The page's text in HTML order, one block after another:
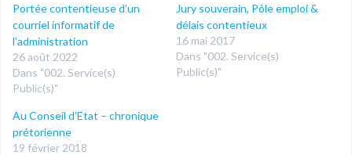
Portée contentieuse d’un
courriel informatif de
l’administration
26 août 2022
Dans "002. Service(s)
Public(s)"
Jury souverain, Pôle emploi &
délais contentieux
16 mai 2017
Dans "002. Service(s)
Public(s)"
Au Conseil d’Etat – chronique
prétorienne
19 février 2018